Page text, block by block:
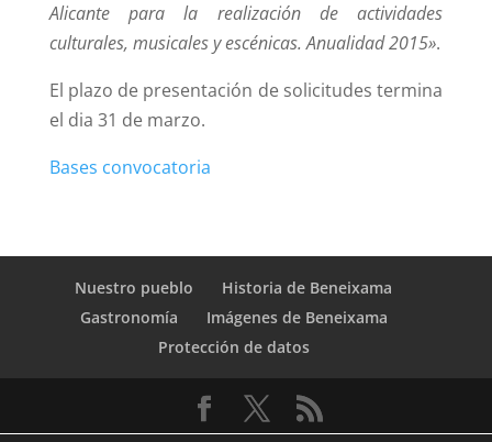
Alicante para la realización de actividades
culturales, musicales y escénicas. Anualidad 2015».
El plazo de presentación de solicitudes termina
el dia 31 de marzo.
Bases convocatoria
Nuestro pueblo
Historia de Beneixama
Gastronomía
Imágenes de Beneixama
Protección de datos